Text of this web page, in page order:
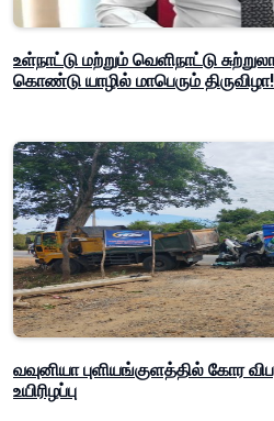
உள்நாட்டு மற்றும் வெளிநாட்டு
கொண்டு யாழில் மாபெரும் திருவிழா!
வவுனியா புளியங்குளத்தில் கோர
உயிரிழப்பு